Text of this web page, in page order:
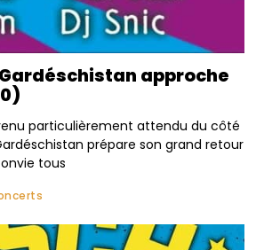
Gardéschistan approche
particulièrement attendu du côté
prépare son grand retour
tous